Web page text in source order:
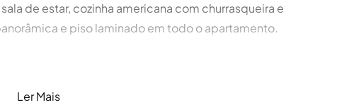
de estar, cozinha americana com churrasqueira e
e piso laminado em todo o apartamento.
Ler Mais